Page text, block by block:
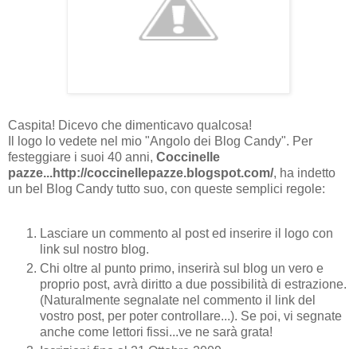
Caspita! Dicevo che dimenticavo qualcosa!
Il logo lo vedete nel mio "Angolo dei Blog Candy". Per
festeggiare i suoi 40 anni, Coccinelle
pazze...http://coccinellepazze.blogspot.com/, ha indetto
un bel Blog Candy tutto suo, con queste semplici regole:
Lasciare un commento al post ed inserire il logo con
link sul nostro blog.
Chi oltre al punto primo, inserirà sul blog un vero e
proprio post, avrà diritto a due possibilità di estrazione.
(Naturalmente segnalate nel commento il link del
vostro post, per poter controllare...). Se poi, vi segnate
anche come lettori fissi...ve ne sarà grata!